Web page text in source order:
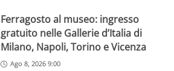
Ferragosto al museo: ingresso
gratuito nelle Gallerie d’Italia di
Milano, Napoli, Torino e Vicenza
Ago 8, 2026 9:00